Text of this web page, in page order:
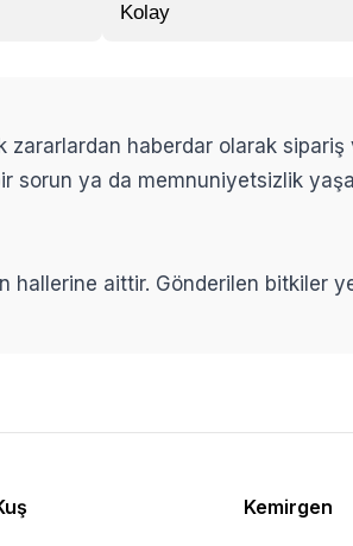
Kolay
zararlardan haberdar olarak
sorun ya da memnuniyetsizlik
hallerine aittir. Gönderilen bitkiler
Kemirgen